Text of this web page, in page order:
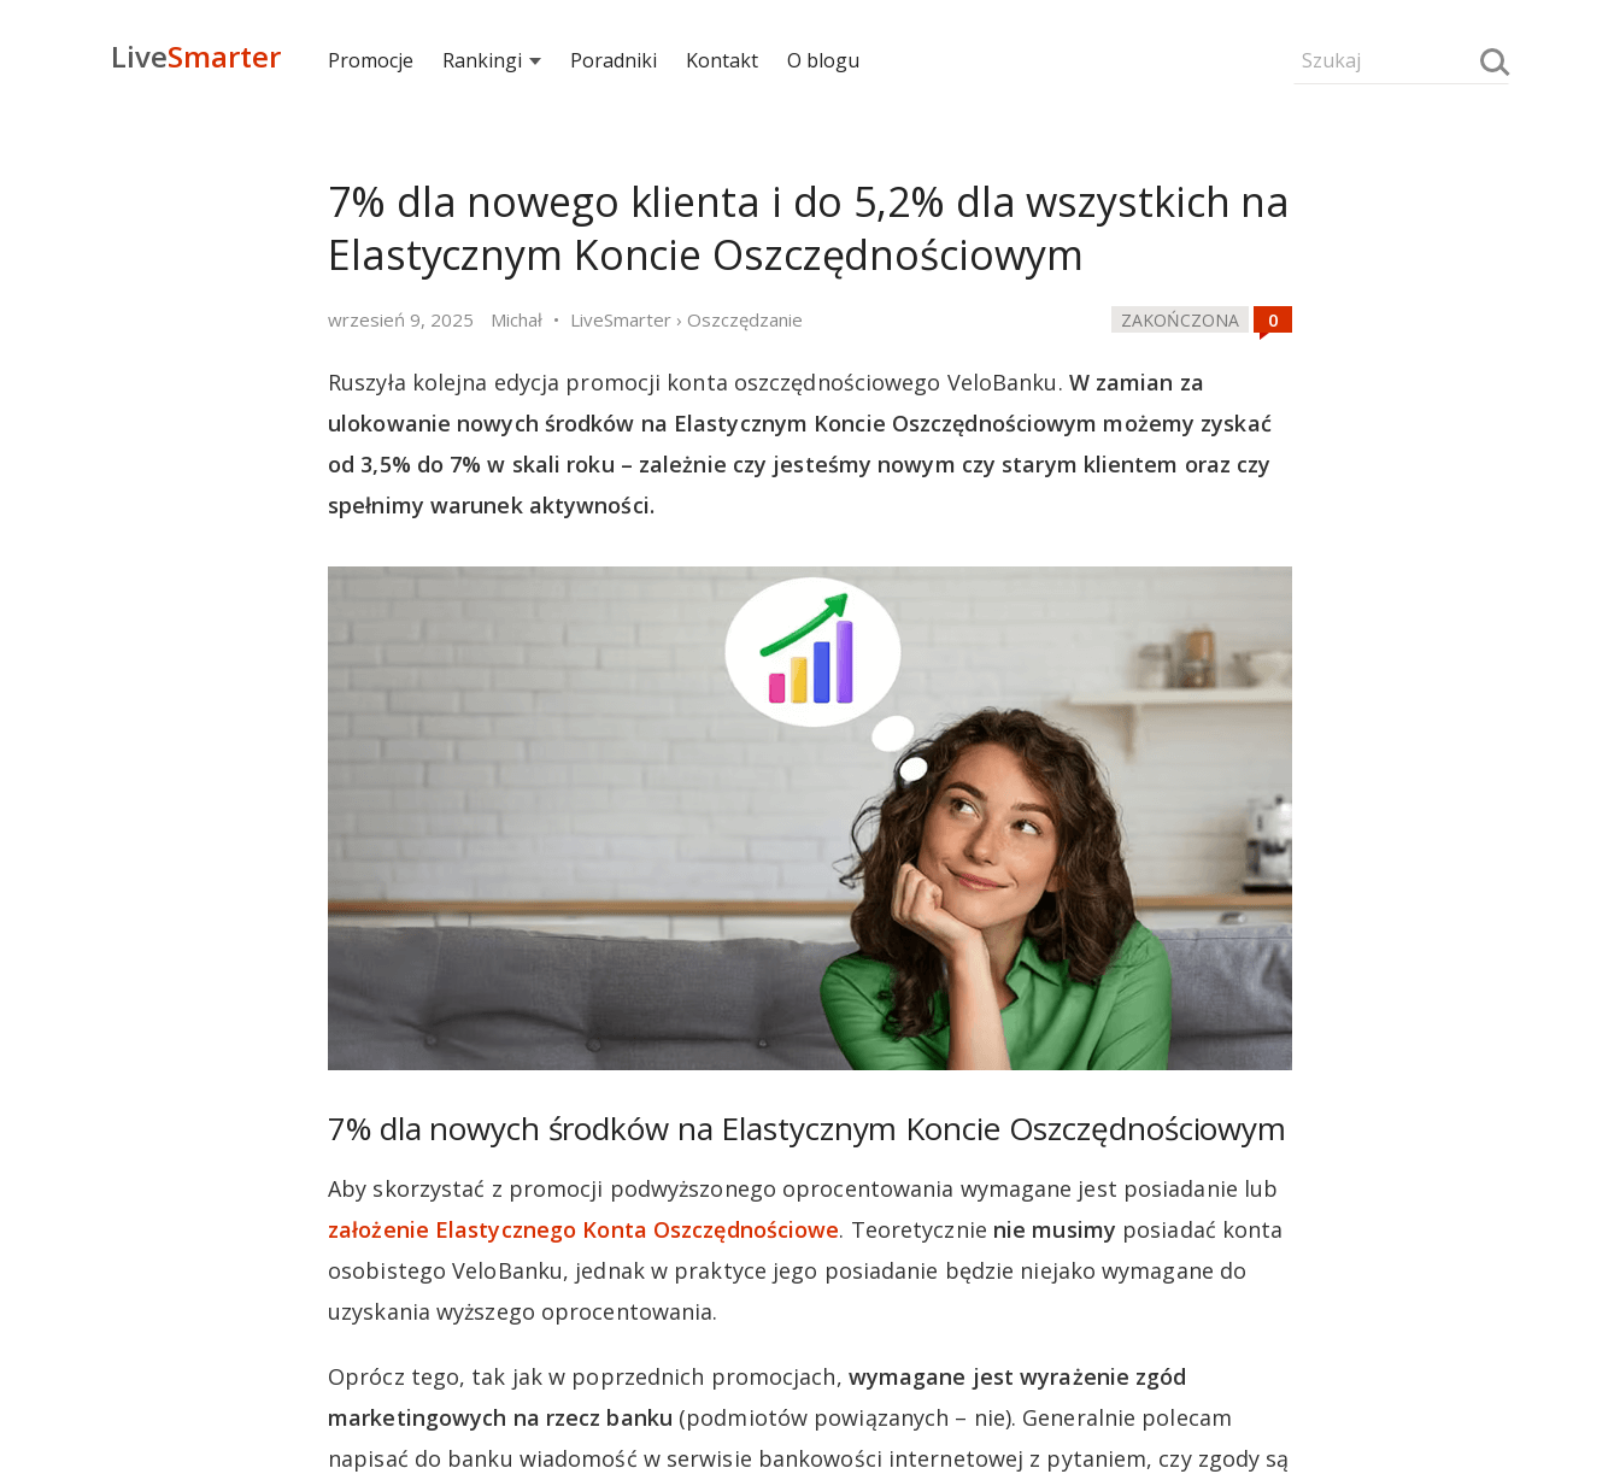
LiveSmarter Promocje Rankingi Poradniki Kontakt O blogu
7% dla nowego klienta i do 5,2% dla wszystkich na
Elastycznym Koncie Oszczędnościowym
wrzesień 9, 2025 Michał LiveSmarter › Oszczędzanie ZAKOŃCZONA
Ruszyła kolejna edycja promocji konta oszczędnościowego VeloBanku. W zamian za
ulokowanie nowych środków na Elastycznym Koncie Oszczędnościowym możemy zyskać
od 3,5% do 7% w skali roku – zależnie czy jesteśmy nowym czy starym klientem oraz czy
spełnimy warunek aktywności.
7% dla nowych środków na Elastycznym Koncie Oszczędnościowym
Aby skorzystać z promocji podwyższonego oprocentowania wymagane jest posiadanie lub
założenie Elastycznego Konta Oszczędnościowe. Teoretycznie nie musimy posiadać konta
osobistego VeloBanku, jednak w praktyce jego posiadanie będzie niejako wymagane do
uzyskania wyższego oprocentowania.
Oprócz tego, tak jak w poprzednich promocjach, wymagane jest wyrażenie zgód
marketingowych na rzecz banku (podmiotów powiązanych – nie). Generalnie polecam
napisać do banku wiadomość w serwisie bankowości internetowej z pytaniem, czy zgody są